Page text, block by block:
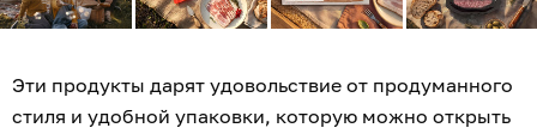
Эти продукты дарят удовольствие от продуманного
стиля и удобной упаковки, которую можно открыть